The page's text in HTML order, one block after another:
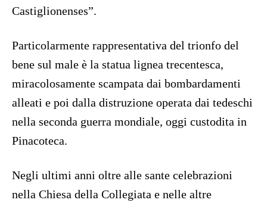
Castiglionenses”.
Particolarmente rappresentativa del trionfo del
bene sul male è la statua lignea trecentesca,
miracolosamente scampata dai bombardamenti
alleati e poi dalla distruzione operata dai tedeschi
nella seconda guerra mondiale, oggi custodita in
Pinacoteca.
Negli ultimi anni oltre alle sante celebrazioni
nella Chiesa della Collegiata e nelle altre